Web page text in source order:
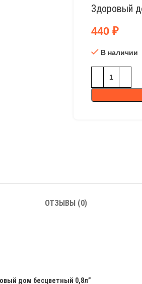
Здоровый
440 ₽
В наличии
ОТЗЫВЫ (0)
дом бесцветный 0,8л”